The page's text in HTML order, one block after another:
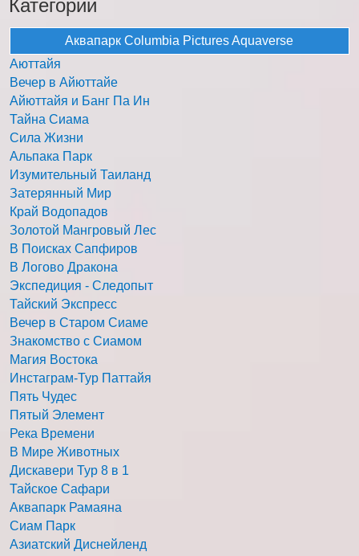
Категории
Аквапарк Columbia Pictures Aquaverse
Аюттайя
Вечер в Айюттайе
Айюттайя и Банг Па Ин
Тайна Сиама
Сила Жизни
Альпака Парк
Изумительный Таиланд
Затерянный Мир
Край Водопадов
Золотой Мангровый Лес
В Поисках Сапфиров
В Логово Дракона
Экспедиция - Следопыт
Тайский Экспресс
Вечер в Старом Сиаме
Знакомство с Сиамом
Магия Востока
Инстаграм-Тур Паттайя
Пять Чудес
Пятый Элемент
Река Времени
В Мире Животных
Дискавери Тур 8 в 1
Тайское Сафари
Аквапарк Рамаяна
Сиам Парк
Азиатский Диснейленд